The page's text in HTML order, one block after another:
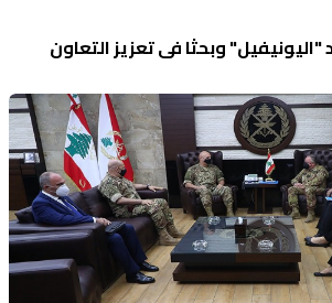
وبحثا في تعزيز التعاون